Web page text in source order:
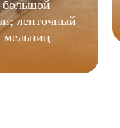
большой
ленточный
мельниц